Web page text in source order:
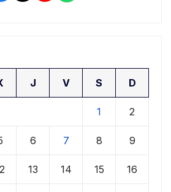
J V S D
1 2
6 7 8 9
13 14 15 16